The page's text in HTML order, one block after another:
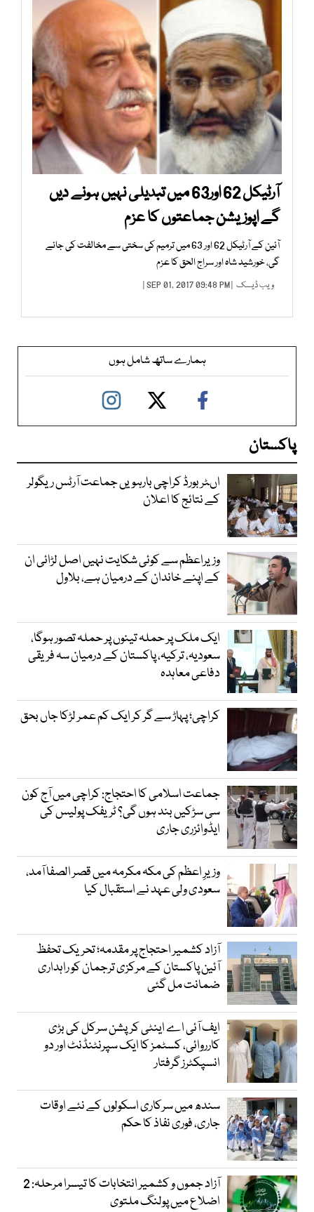
آرٹیکل 62 اور63 میں تبدیلی نہیں ہونے دیں
گے اپوزیشن جماعتوں کا عزم
آئین کے آرٹیکل 62 اور 63 میں ترمیم کی سختی سے مخالفت کی جائے
گی، خورشید شاہ اور سراج الحق کا عزم
ویب ڈیسک | SEP 01, 2017 09:48 PM |
ہمارے ساتھ شامل ہوں
پاکستان
اںٹر بورڈ کراچی بارہویں جماعت آرٹس ریگولر
کے نتائج کا اعلان
وزیراعظم سے کوئی شکایت نہیں اصل لڑائی ان
کے اپنے خاندان کے درمیان ہے، بلاول
ایک ملک پر حملہ تینوں پر حملہ تصور ہوگا،
سعودیہ، ترکیہ، پاکستان کے درمیان سہ فریقی
دفاعی معاہدہ
کراچی؛ پہاڑ سے گر کر ایک کم عمر لڑکا جاں بحق
جماعت اسلامی کا احتجاج: کراچی میں آج کون
سی سڑکیں بند ہوں گی؟ ٹریفک پولیس کی
ایڈوائزری جاری
وزیرِ اعظم کی مکہ مکرمہ میں قصر الصفا آمد،
سعودی ولی عہد نے استقبال کیا
آزاد کشمیر احتجاج پر مقدمہ؛ تحریک تحفظ
آئین پاکستان کے مرکزی ترجمان کو راہداری
ضمانت مل گئی
ایف آئی اے اینٹی کرپشن سرکل کی بڑی
کارروائی، کسٹمز کا ایک سپرنٹنڈنٹ اور دو
انسپکٹرز گرفتار
سندھ میں سرکاری اسکولوں کے نئے اوقات
جاری، فوری نفاذ کا حکم
آزاد جموں و کشمیر انتخابات کا تیسرا مرحلہ: 2
اضلاع میں پولنگ ملتوی